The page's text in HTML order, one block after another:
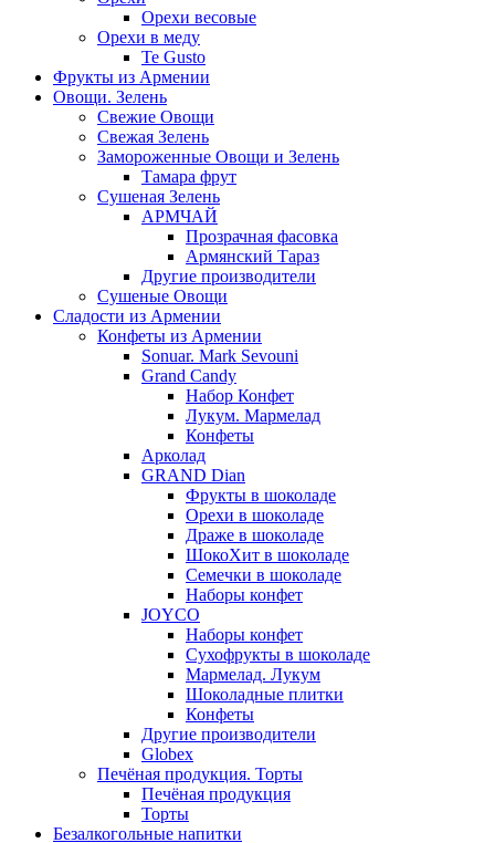
Орехи весовые
Орехи в меду
Te Gusto
Фрукты из Армении
Овощи. Зелень
Свежие Овощи
Свежая Зелень
Замороженные Овощи и Зелень
Тамара фрут
Сушеная Зелень
АРМЧАЙ
Прозрачная фасовка
Армянский Тараз
Другие производители
Сушеные Овощи
Сладости из Армении
Конфеты из Армении
Sonuar. Mark Sevouni
Grand Candy
Набор Конфет
Лукум. Мармелад
Конфеты
Арколад
GRAND Dian
Фрукты в шоколаде
Орехи в шоколаде
Драже в шоколаде
ШокоХит в шоколаде
Семечки в шоколаде
Наборы конфет
JOYCO
Наборы конфет
Сухофрукты в шоколаде
Мармелад. Лукум
Шоколадные плитки
Конфеты
Другие производители
Globex
Печёная продукция. Торты
Печёная продукция
Торты
Безалкогольные напитки